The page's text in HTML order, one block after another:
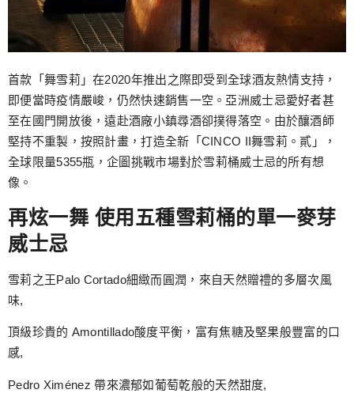
首款「舞雪莉」在2020年推出之際即受到全球酒友熱情支持，
即便當時疫情嚴峻，仍然快速銷售一空。亞洲威士忌愛好者甚
至在國門開放後，遠赴酒廠小鎮尋酒卻撲得落空。由於釀酒師
堅持不重製，按照計畫，打造全新「CINCO II舞雪莉。貳」，
全球限量5355瓶，企圖挑戰市場對於雪莉桶威士忌的所有想
像。
再炫一舞 使用五種雪莉桶的單一麥芽
威士忌
雪莉之王Palo Cortado細緻而圓潤，來自天然贈禮的多層次風
味,
頂級珍貴的 Amontillado酸度平衡，富有焦糖及堅果般豐富的口
感,
Pedro Ximénez 帶來濃郁如葡萄乾般的天然甜度,